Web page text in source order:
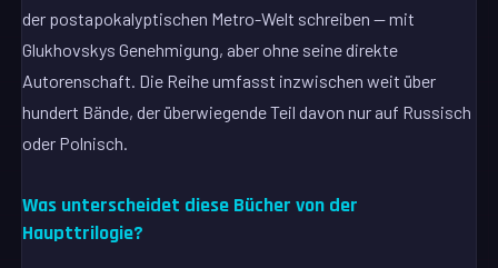
der postapokalyptischen Metro-Welt schreiben — mit
Glukhovskys Genehmigung, aber ohne seine direkte
Autorenschaft. Die Reihe umfasst inzwischen weit über
hundert Bände, der überwiegende Teil davon nur auf Russisch
oder Polnisch.
Was unterscheidet diese Bücher von der
Haupttrilogie?